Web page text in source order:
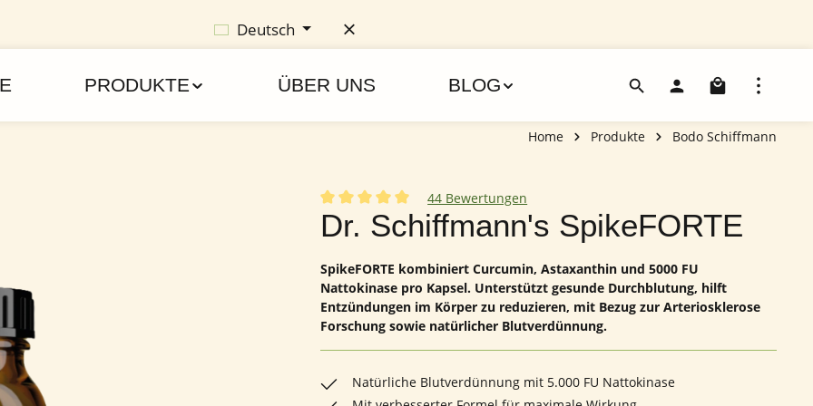
Deutsch
PRODUKTE ÜBER UNS BLOG
Home Produkte Bodo Schiffmann
Durchschnittliche Bewertung von 5 von 5 Sternen
44 Bewertungen
Dr. Schiffmann's SpikeFORTE
SpikeFORTE kombiniert Curcumin, Astaxanthin und 5000 FU
Nattokinase pro Kapsel. Unterstützt gesunde Durchblutung, hilft
Entzündungen im Körper zu reduzieren, mit Bezug zur Arteriosklerose
Forschung sowie natürlicher Blutverdünnung.
Natürliche Blutverdünnung mit 5.000 FU Nattokinase